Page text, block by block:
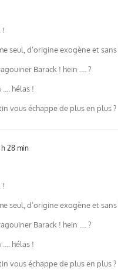
!
seul, d’origine exogène et
Barack ! hein …. ?
…. hélas !
vous échappe de plus en plus ?
28 min
!
seul, d’origine exogène et
Barack ! hein …. ?
…. hélas !
vous échappe de plus en plus ?